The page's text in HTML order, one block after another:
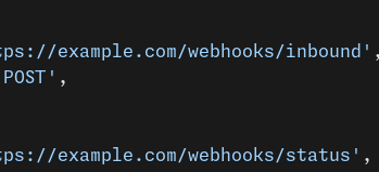
example.com/webhooks/inbound'
,
example.com/webhooks/status' ,